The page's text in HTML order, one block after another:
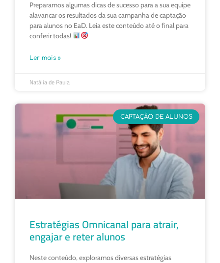
Preparamos algumas dicas de sucesso para a sua equipe
alavancar os resultados da sua campanha de captação
para alunos no EaD. Leia este conteúdo até o final para
conferir todas!
Ler mais »
Natália de Paula
CAPTAÇÃO DE ALUNOS
Estratégias Omnicanal para atrair,
engajar e reter alunos
Neste conteúdo, exploramos diversas estratégias